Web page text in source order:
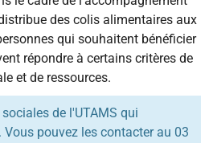
des colis alimentaires aux
qui souhaitent bénéficier
répondre à certains critères de
et de ressources.
de l'UTAMS qui
pouvez les contacter au 03